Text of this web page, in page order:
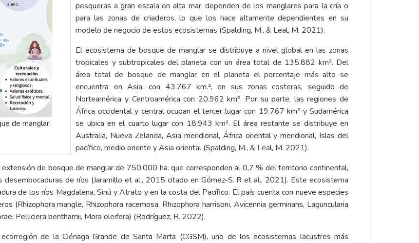
de manglar.
pesqueras a gran escala en alta mar, dependen de los manglares para la cría o
para las zonas de criaderos, lo que los hace altamente dependientes en su
modelo de negocio de estos ecosistemas (Spalding, M., & Leal, M. 2021).
El ecosistema de bosque de manglar se distribuye a nivel global en las zonas
tropicales y subtropicales del planeta con un área total de 135.882 km². Del
área total de bosque de manglar en el planeta el porcentaje más alto se
encuentra en Asia, con 43.767 km.², en sus zonas costeras, seguido de
Norteamérica y Centroamérica con 20.962 km². Por su parte, las regiones de
África occidental y central ocupan el tercer lugar con 19.767 km² y Sudamérica
se ubica en el cuarto lugar con 18.943 km². El área restante se distribuye en
Australia, Nueva Zelanda, Asia meridional, África oriental y meridional, Islas del
pacífico, medio oriente y Asia oriental (Spalding, M., & Leal, M. 2021).
extensión de bosque de manglar de 750.000 ha. que corresponden al 0,7 % del territorio continental,
desembocaduras de ríos (Jaramillo et al., 2015 citado en Gómez-S. R et al., 2021). Este ecosistema
de los ríos Magdalena, Sinú y Atrato y en la costa del Pacífico. El país cuenta con nueve especies
(Rhizophora mangle, Rhizophora racemosa, Rhizophora harrisoni, Avicennia germinans, Laguncularia
Pelliciera benthamii, Mora oleifera) (Rodríguez, R. 2022).
de la Ciénaga Grande de Santa Marta (CGSM), uno de los ecosistemas lacustres más